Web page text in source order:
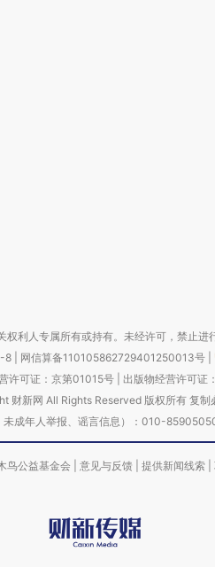
利人专属所有或持有。未经许可，禁止进
8 网信算备110105862729401250013号
许可证：京第01015号| 出版物经营许可证
财新网 All Rights Reserved 版权所有 复制
未成年人举报、谣言信息）：010-
鸟公益基金会 意见与反馈 提供新闻线索